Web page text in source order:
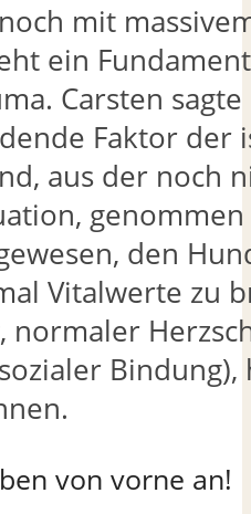
mit
ein
Carsten
Faktor der
aus der noch
genommen
den
Vitalwerte zu
normaler
Bindung),
von vorne an!